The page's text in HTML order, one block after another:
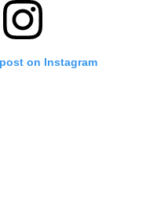
on Instagram